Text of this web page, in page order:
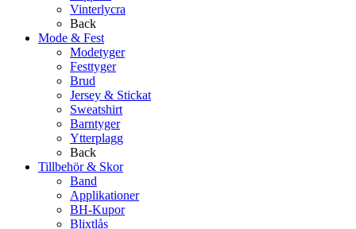
Vinterlycra
Back
Mode & Fest
Modetyger
Festtyger
Brud
Jersey & Stickat
Sweatshirt
Barntyger
Ytterplagg
Back
Tillbehör & Skor
Band
Applikationer
BH-Kupor
Blixtlås